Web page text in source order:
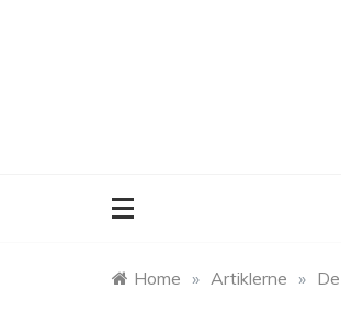
Home » Artiklerne »